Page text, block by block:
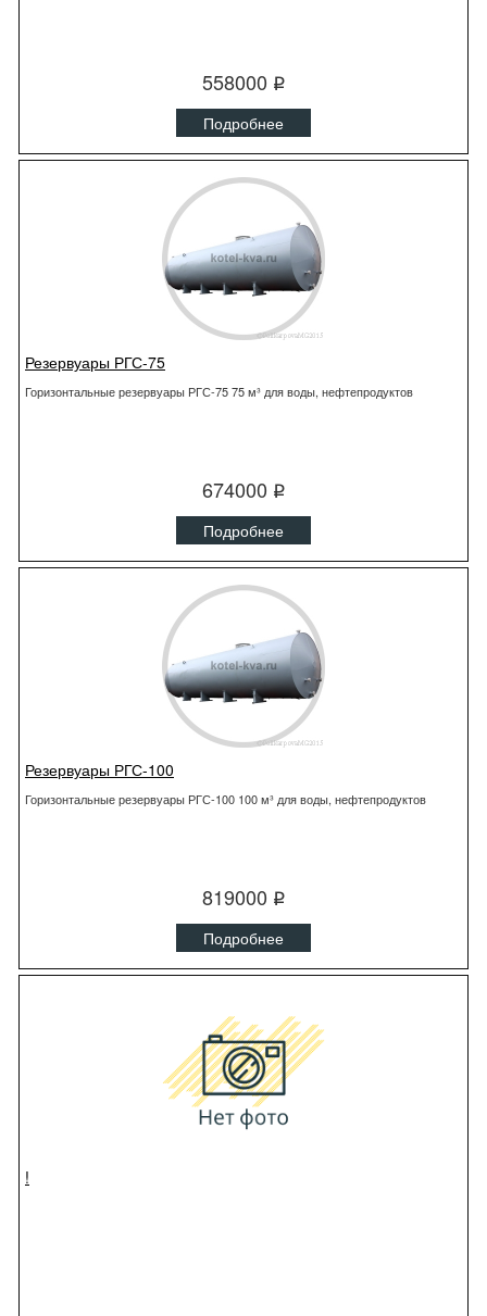
558000 q
Подробнее
Резервуары РГС-75
Горизонтальные резервуары РГС-75 75 м³ для воды, нефтепродуктов
674000 q
Подробнее
Резервуары РГС-100
Горизонтальные резервуары РГС-100 100 м³ для воды, нефтепродуктов
819000 q
Подробнее
!